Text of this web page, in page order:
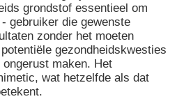
grondstof essentieel om
gebruiker die gewenste
zonder het moeten
gezondheidskwesties
maken. Het
wat hetzelfde als dat